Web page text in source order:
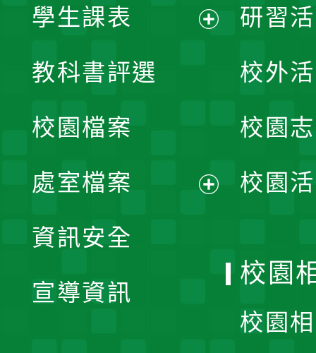
學生課表
單
教科書評選
校園檔案
處室檔案
資訊安全
宣導資訊
研習
校外
校園
校園
校園
校園